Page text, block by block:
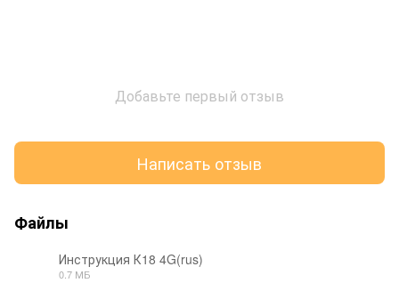
Добавьте первый отзыв
Написать отзыв
Файлы
Инструкция К18 4G(rus)
0.7 МБ